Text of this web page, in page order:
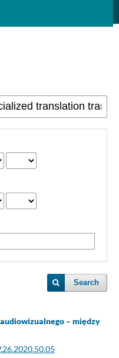
Search
– między